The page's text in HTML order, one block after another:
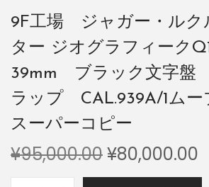
9F工場 ジャガー・ル
ター ジオグラフィーク
39mm ブラック文字盤
ラップ CAL.939A/1ム
スーパーコピー
¥95,000.00¥80,000.00